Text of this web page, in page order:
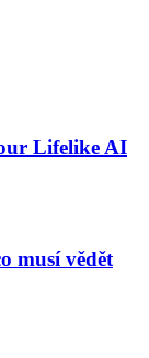
Lifelike AI
musí vědět